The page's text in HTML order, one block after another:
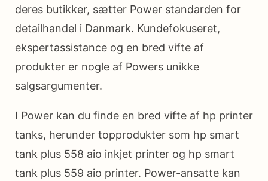
deres butikker, sætter Power standarden for
detailhandel i Danmark. Kundefokuseret,
ekspertassistance og en bred vifte af
produkter er nogle af Powers unikke
salgsargumenter.
I Power kan du finde en bred vifte af hp printer
tanks, herunder topprodukter som hp smart
tank plus 558 aio inkjet printer og hp smart
tank plus 559 aio printer. Power-ansatte kan